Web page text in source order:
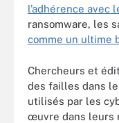
l’adhérence avec
ransomware, les
comme un ultime
Chercheurs et
des failles dans
utilisés par les
œuvre dans leurs